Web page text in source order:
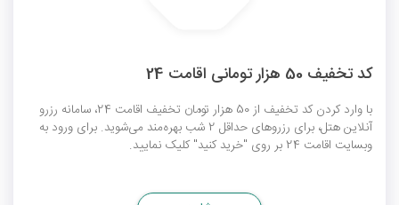
کد تخفیف 50 هزار تومانی اقامت 24
با وارد کردن کد تخفیف از 50 هزار تومان تخفیف اقامت 24، سامانه رزرو
آنلاین هتل، برای رزروهای حداقل 2 شب بهره‌مند می‌شوید. برای ورود به
وبسایت اقامت 24 بر روی "خرید کنید" کلیک نمایید.